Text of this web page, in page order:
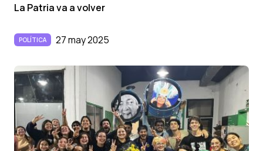
La Patria va a volver
POLÍTICA 27 may 2025